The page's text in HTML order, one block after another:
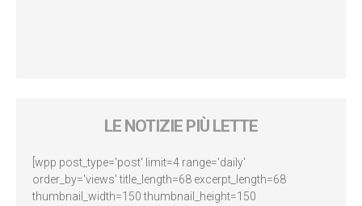
LE NOTIZIE PIÙ LETTE
[wpp post_type='post' limit=4 range='daily'
order_by='views' title_length=68 excerpt_length=68
thumbnail_width=150 thumbnail_height=150